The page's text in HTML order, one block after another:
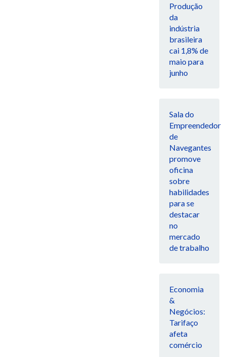
Produção
da
indústria
brasileira
cai 1,8% de
maio para
junho
Sala do
Empreendedor
de
Navegantes
promove
oficina
sobre
habilidades
para se
destacar
no
mercado
de trabalho
Economia
&
Negócios:
Tarifaço
afeta
comércio